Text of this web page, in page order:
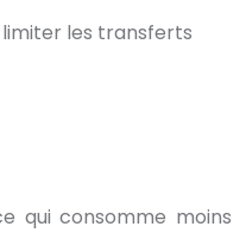
les transferts
qui consomme moins